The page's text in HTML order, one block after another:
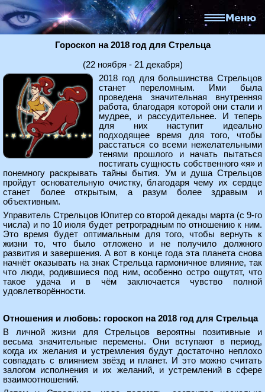
Гороскоп на 2018 год для Стрельца
(22 ноября - 21 декабря)
2018 год для большинства Стрельцов
станет переломным. Ими была
проведена значительная внутренняя
работа, благодаря которой они стали и
мудрее, и рассудительнее. И теперь
для них наступит идеально
подходящее время для того, чтобы
расстаться со всеми нежелательными
тенями прошлого и начать пытаться
постигать сущность собственного «я» и
понемногу раскрывать тайны бытия. Ум и душа Стрельцов
пройдут основательную очистку, благодаря чему их сердце
станет более открытым, а разум более здравым и
объективным.
Управитель Стрельцов Юпитер со второй декады марта (с 9-го
числа) и по 10 июля будет ретроградным по отношению к ним.
Это время будет оптимальным для того, чтобы вернуть к
жизни то, что было отложено и не получило должного
развития и завершения. А вот в конце года эта планета снова
начнёт оказывать на знак Стрельца гармоничное влияние, так
что люди, родившиеся под ним, особенно остро ощутят, что
такое удача и в чём заключается чувство полной
удовлетворённости.
Отношения и любовь: гороскоп на 2018 год для Стрельца
В личной жизни для Стрельцов вероятны позитивные и
весьма значительные перемены. Они вступают в период,
когда их желания и устремления будут достаточно неплохо
совпадать с влиянием звёзд и планет. И это можно считать
залогом исполнения и их желаний, и устремлений в сфере
взаимоотношений.